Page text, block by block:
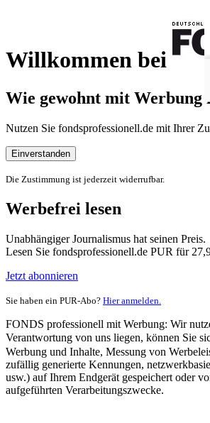
Willkommen bei
Wie gewohnt mit Werbung
Nutzen Sie fondsprofessionell.de mit Ihrer
Einverstanden
Die Zustimmung ist jederzeit widerrufbar.
Werbefrei lesen
Unabhängiger Journalismus hat seinen Preis.
Lesen Sie fondsprofessionell.de PUR für
Jetzt abonnieren
Sie haben ein PUR-Abo? Hier anmelden.
FONDS professionell mit Werbung: Wir
Verantwortung von uns liegen, können Sie
Werbung und Inhalte, Messung von
zufällig generierte Kennungen,
usw.) auf Ihrem Endgerät gespeichert oder
aufgeführten Verarbeitungszwecke.